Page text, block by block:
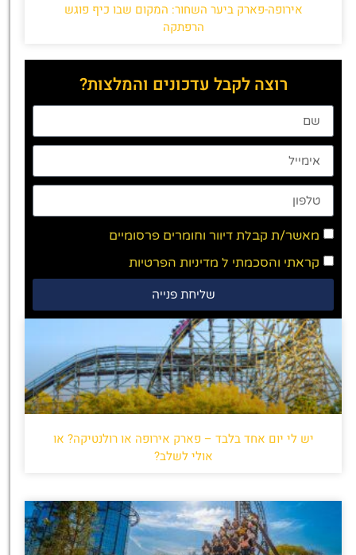
אירופה-פארק ביער השחור: המקום שבו כיף פוגש
הרפתקה
רוצה לקבל עדכונים והמלצות?
מאשר/ת קבלת דיוור וחומרים פרסומיים
קראתי והסכמתי ל מדיניות הפרטיות
שליחת פנייה
יש לי יום אחד בלבד – פארק אירופה או רולנטיקה? או
אולי לשלב?